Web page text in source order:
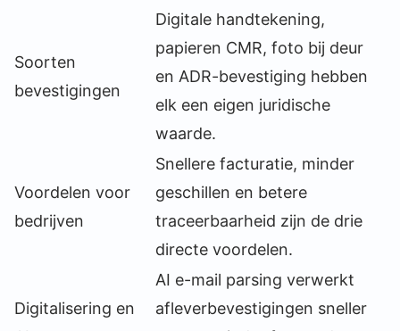
Soorten
bevestigingen
Digitale handtekening,
papieren CMR, foto bij deur
en ADR-bevestiging hebben
elk een eigen juridische
waarde.
Voordelen voor
bedrijven
Snellere facturatie, minder
geschillen en betere
traceerbaarheid zijn de drie
directe voordelen.
Digitalisering en
AI e-mail parsing verwerkt
afleverbevestigingen sneller